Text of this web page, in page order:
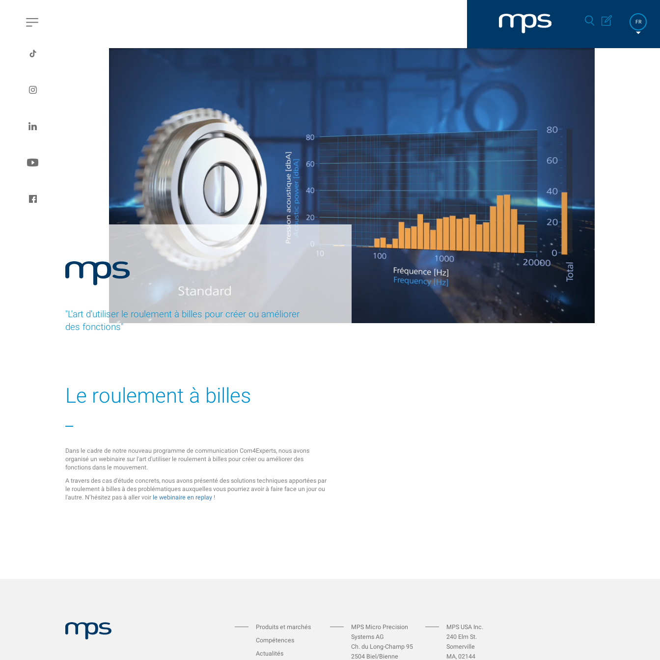
FR
"L'art d'utiliser le roulement à billes pour créer ou améliorer
des fonctions"
Le roulement à billes
Dans le cadre de notre nouveau programme de communication Com4Experts, nous avons
organisé un webinaire sur l'art d'utiliser le roulement à billes pour créer ou améliorer des
fonctions dans le mouvement.
A travers des cas d'étude concrets, nous avons présenté des solutions techniques apportées par
le roulement à billes à des problématiques auxquelles vous pourriez avoir à faire face un jour ou
l'autre. N’hésitez pas à aller voir le webinaire en replay !
Produits et marchés
Compétences
Actualités
MPS Micro Precision
Systems AG
Ch. du Long-Champ 95
2504 Biel/Bienne
MPS USA Inc.
240 Elm St.
Somerville
MA, 02144